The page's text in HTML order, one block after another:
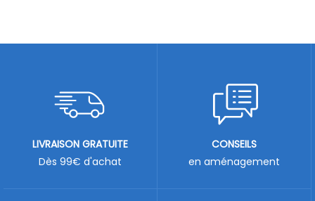
LIVRAISON GRATUITE
Dès 99€ d'achat
CONSEILS
en aménagement